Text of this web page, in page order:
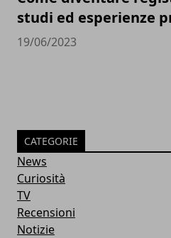
studi ed esperienze
19/06/2023
CATEGORIE
News
Curiosità
TV
Recensioni
Notizie